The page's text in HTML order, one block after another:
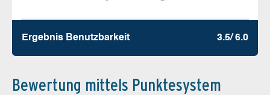
Ergebnis Benutz­barkeit 3.5/ 6.0
Bewertung mittels Punktesystem